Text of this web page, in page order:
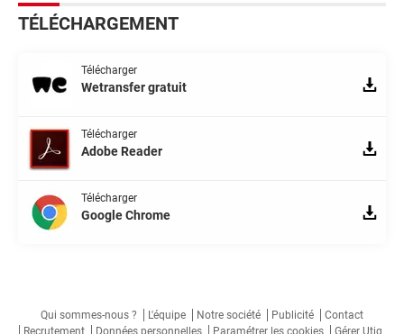
TÉLÉCHARGEMENT
Télécharger
Wetransfer gratuit
Télécharger
Adobe Reader
Télécharger
Google Chrome
Qui sommes-nous ? L'équipe Notre société Publicité
Contact
Recrutement
Données personnelles Paramétrer les cookies Gérer Utiq